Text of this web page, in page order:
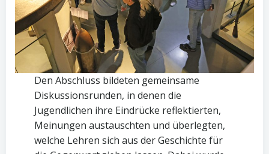
Den Abschluss bildeten gemeinsame
Diskussionsrunden, in denen die
Jugendlichen ihre Eindrücke reflektierten,
Meinungen austauschten und überlegten,
welche Lehren sich aus der Geschichte für